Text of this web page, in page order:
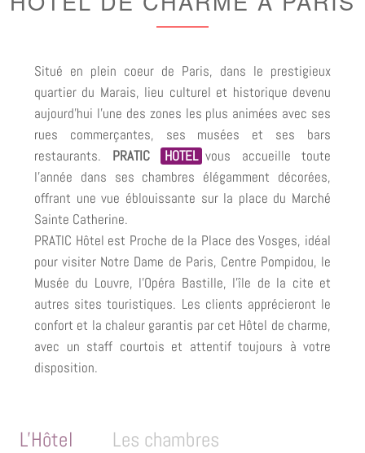
Situé en plein coeur de Paris, dans le prestigieux
quartier du Marais, lieu culturel et historique devenu
aujourd'hui l'une des zones les plus animées avec ses
rues commerçantes, ses musées et ses bars
restaurants. PRATIC HOTEL vous accueille toute
l'année dans ses chambres élégamment décorées,
offrant une vue éblouissante sur la place du Marché
Sainte Catherine.
PRATIC Hôtel est Proche de la Place des Vosges, idéal
pour visiter Notre Dame de Paris, Centre Pompidou, le
Musée du Louvre, l'Opéra Bastille, l'île de la cite et
autres sites touristiques. Les clients apprécieront le
confort et la chaleur garantis par cet Hôtel de charme,
avec un staff courtois et attentif toujours à votre
disposition.
L'Hôtel Les chambres